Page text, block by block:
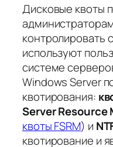
Дисковые квоты
контролировать
используют
системе
Windows Server
квотирования:
Server Resource
квоты FSRM) и
квотирование и